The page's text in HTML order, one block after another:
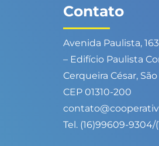
Contato
Avenida Paulista,
– Edifício Paulista
Cerqueira César,
CEP 01310-200
Tel. (16)99609-9304/